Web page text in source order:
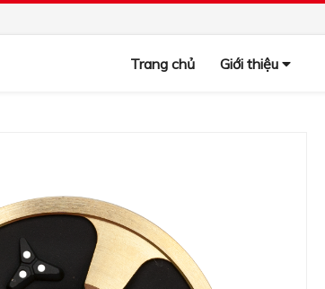
Trang chủ Giới thiệu